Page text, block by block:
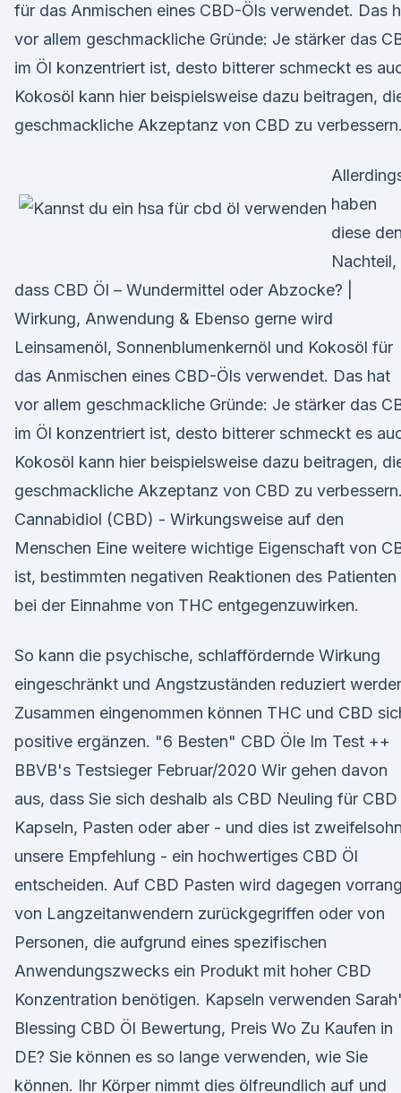
für das Anmischen eines CBD-Öls verwendet. Das
vor allem geschmackliche Gründe: Je stärker das
im Öl konzentriert ist, desto bitterer schmeckt es
Kokosöl kann hier beispielsweise dazu beitragen,
geschmackliche Akzeptanz von CBD zu verbessern.
haben
diese den
Nachteil,
dass CBD Öl – Wundermittel oder Abzocke? |
Wirkung, Anwendung & Ebenso gerne wird
Leinsamenöl, Sonnenblumenkernöl und Kokosöl für
das Anmischen eines CBD-Öls verwendet. Das hat
vor allem geschmackliche Gründe: Je stärker das
im Öl konzentriert ist, desto bitterer schmeckt es
Kokosöl kann hier beispielsweise dazu beitragen,
geschmackliche Akzeptanz von CBD zu verbessern.
Cannabidiol (CBD) - Wirkungsweise auf den
Menschen Eine weitere wichtige Eigenschaft von
ist, bestimmten negativen Reaktionen des Patienten
bei der Einnahme von THC entgegenzuwirken.
So kann die psychische, schlaffördernde Wirkung
eingeschränkt und Angstzuständen reduziert
Zusammen eingenommen können THC und CBD
positive ergänzen. "6 Besten" CBD Öle Im Test ++
BBVB's Testsieger Februar/2020 Wir gehen davon
aus, dass Sie sich deshalb als CBD Neuling für CBD
Kapseln, Pasten oder aber - und dies ist
unsere Empfehlung - ein hochwertiges CBD Öl
entscheiden. Auf CBD Pasten wird dagegen
von Langzeitanwendern zurückgegriffen oder von
Personen, die aufgrund eines spezifischen
Anwendungszwecks ein Produkt mit hoher CBD
Konzentration benötigen. Kapseln verwenden
Blessing CBD Öl Bewertung, Preis Wo Zu Kaufen in
DE? Sie können es so lange verwenden, wie Sie
können. Ihr Körper nimmt dies ölfreundlich auf und